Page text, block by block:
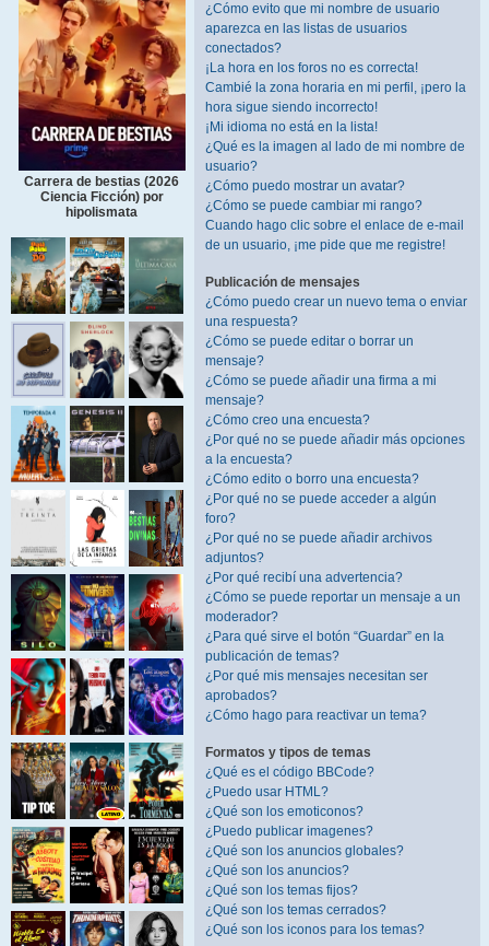
Carrera de bestias (2026
Ciencia Ficción) por
hipolismata
¿Cómo evito que mi nombre de usuario
aparezca en las listas de usuarios
conectados?
¡La hora en los foros no es correcta!
Cambié la zona horaria en mi perfil, ¡pero la
hora sigue siendo incorrecto!
¡Mi idioma no está en la lista!
¿Qué es la imagen al lado de mi nombre de
usuario?
¿Cómo puedo mostrar un avatar?
¿Cómo se puede cambiar mi rango?
Cuando hago clic sobre el enlace de e-mail
de un usuario, ¡me pide que me registre!
Publicación de mensajes
¿Cómo puedo crear un nuevo tema o enviar
una respuesta?
¿Cómo se puede editar o borrar un
mensaje?
¿Cómo se puede añadir una firma a mi
mensaje?
¿Cómo creo una encuesta?
¿Por qué no se puede añadir más opciones
a la encuesta?
¿Cómo edito o borro una encuesta?
¿Por qué no se puede acceder a algún
foro?
¿Por qué no se puede añadir archivos
adjuntos?
¿Por qué recibí una advertencia?
¿Cómo se puede reportar un mensaje a un
moderador?
¿Para qué sirve el botón “Guardar” en la
publicación de temas?
¿Por qué mis mensajes necesitan ser
aprobados?
¿Cómo hago para reactivar un tema?
Formatos y tipos de temas
¿Qué es el código BBCode?
¿Puedo usar HTML?
¿Qué son los emoticonos?
¿Puedo publicar imagenes?
¿Qué son los anuncios globales?
¿Qué son los anuncios?
¿Qué son los temas fijos?
¿Qué son los temas cerrados?
¿Qué son los iconos para los temas?